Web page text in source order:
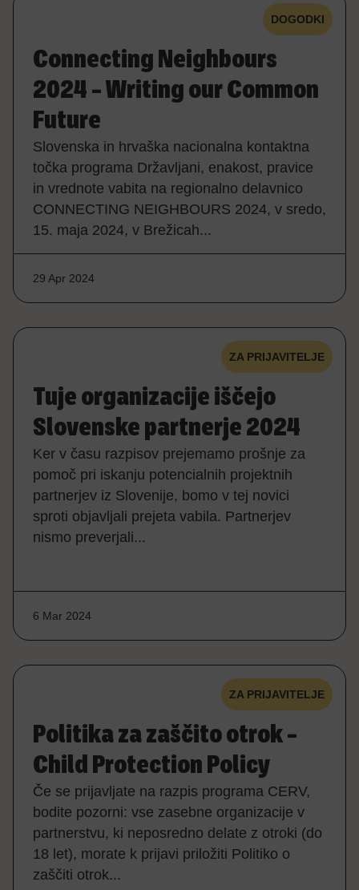
DOGODKI
Connecting Neighbours
2024 – Writing our Common
Future
Slovenska in hrvaška nacionalna kontaktna
točka programa Državljani, enakost, pravice
in vrednote vabita na regionalno delavnico
CONNECTING NEIGHBOURS 2024, v sredo,
15. maja 2024, v Brežicah...
29 Apr 2024
ZA PRIJAVITELJE
Tuje organizacije iščejo
Slovenske partnerje 2024
Ker v času razpisov prejemamo prošnje za
pomoč pri iskanju potencialnih projektnih
partnerjev iz Slovenije, bomo v tej novici
sproti objavljali prejeta vabila. Partnerjev
nismo preverjali...
6 Mar 2024
ZA PRIJAVITELJE
Politika za zaščito otrok –
Child Protection Policy
Če se prijavljate na razpis programa CERV,
bodite pozorni: vse zasebne organizacije v
partnerstvu, ki neposredno delate z otroki (do
18 let), morate k prijavi priložiti Politiko o
zaščiti otrok...